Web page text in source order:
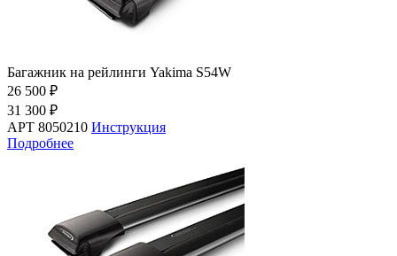
Багажник на рейлинги Yakima S54W
26 500 ₽
31 300 ₽
АРТ 8050210 Инструкция
Подробнее